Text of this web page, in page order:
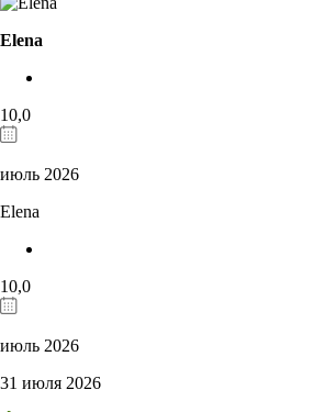
Elena
10,0
июль 2026
Elena
10,0
июль 2026
31 июля 2026